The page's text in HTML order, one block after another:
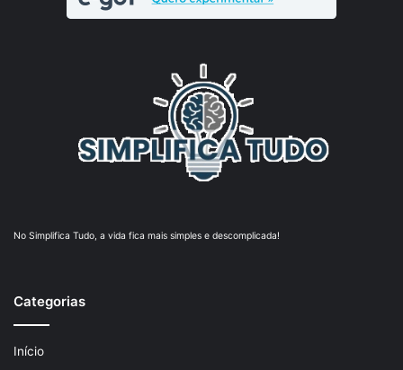
No Simplifica Tudo, a vida fica mais simples e descomplicada!
Categorias
Início